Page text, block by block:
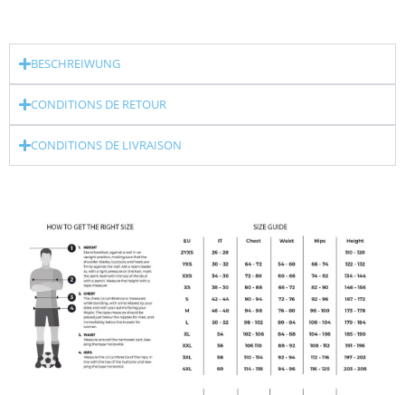
BESCHREIWUNG
CONDITIONS DE RETOUR
CONDITIONS DE LIVRAISON